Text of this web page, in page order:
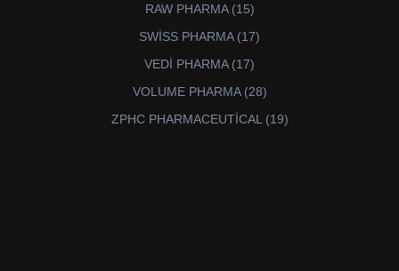
RAW PHARMA 1515
SWİSS PHARMA 1717
VEDİ PHARMA 1717
VOLUME PHARMA 2828
ZPHC PHARMACEUTİCAL 1919